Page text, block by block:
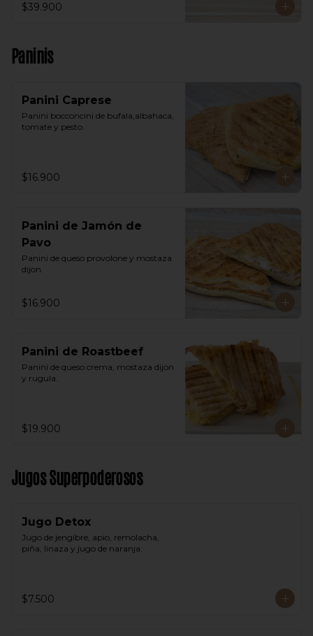
$39.900
Paninis
Panini Caprese
Panini bocconcini de bufala,albahaca,
tomate y pesto.
$16.900
Panini de Jamón de
Pavo
Panini de queso provolone y mostaza
dijon.
$16.900
Panini de Roastbeef
Panini de queso crema, mostaza dijon
y rugula.
$19.900
Jugos Superpoderosos
Jugo Detox
Jugo de jengibre, apio, remolacha,
piña, linaza y jugo de naranja.
$7.500